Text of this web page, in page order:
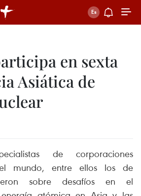
en sexta
Asiática de
de corporaciones
mundo, entre ellos los de
sobre desafíos en el